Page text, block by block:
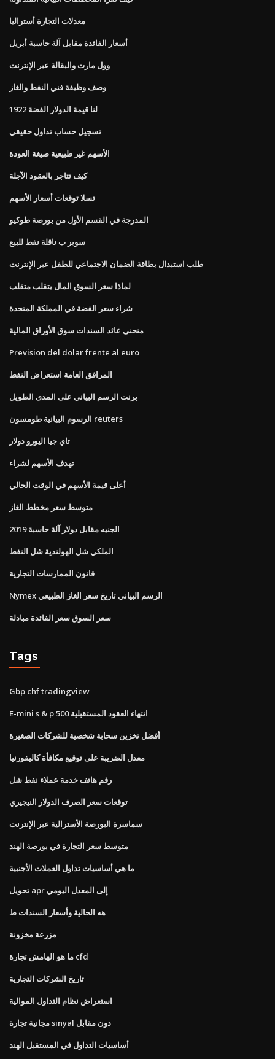
معدلات التجارة أستراليا
أسعار الفائدة مقابل آلة حاسبة أبريل
وول مارت والبقالة عبر الإنترنت
وصف وظيفة فني النفط والغاز
لنا قيمة الدولار الفضة 1922
تسجيل حساب تداول حقيقي
الأسهم غير طبيعية صيغة العودة
كيف تتاجر بالعقود الآجلة
تسلا توقعات أسعار الأسهم
المدرجة في القسم الأول من بورصة طوكيو
سوبر ب ناقلة نفط للبيع
طلب استبدال بطاقة الضمان الاجتماعي للطفل عبر الإنترنت
لماذا سعر السوق المال يتقلب متقلب
شراء سعر الفضة في المملكة المتحدة
منحنى عائد السندات سوق الأوراق المالية
Prevision del dolar frente al euro
المرافق العامة استعراض النفط
برنت الرسم البياني على المدى الطويل
الرسوم البيانية طومسون reuters
تاي جيا اليورو دولار
تهدف الأسهم لشراء
أعلى قيمة الأسهم في الوقت الحالي
متوسط ​​سعر مخطط الغاز
الجنيه مقابل دولار آلة حاسبة 2019
الملكي شل الهولندية شل النفط
قانون الممارسات التجارية
Nymex الرسم البياني تاريخ سعر الغاز الطبيعي
سعر السوق سعر الفائدة مبادلة
Tags
Gbp chf tradingview
E-mini s & p 500 انتهاء العقود المستقبلية
أفضل تخزين سحابة شخصية للشركات الصغيرة
معدل الضريبة على توقيع مكافأة كاليفورنيا
رقم هاتف خدمة عملاء نفط شل
توقعات سعر الصرف الدولار النيجيري
سماسرة البورصة الأسترالية عبر الإنترنت
متوسط ​​سعر التجارة في بورصة الهند
ما هي أساسيات تداول العملات الأجنبية
تحويل apr إلى المعدل اليومي
هه الحالية وأسعار السندات ط
مزرعة مخزونة
ما هو الهامش تجارة cfd
تاريخ الشركات التجارية
استعراض نظام التداول الموالية
مجانية تجارة sinyal دون مقابل
أساسيات التداول في المستقبل الهند